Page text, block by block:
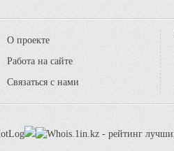
О проекте
Работа на сайте
Связаться с нами